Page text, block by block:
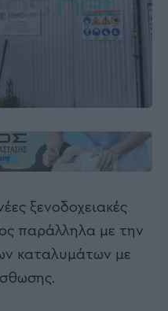
ξενοδοχειακές
παράλληλα με την
καταλυμάτων με